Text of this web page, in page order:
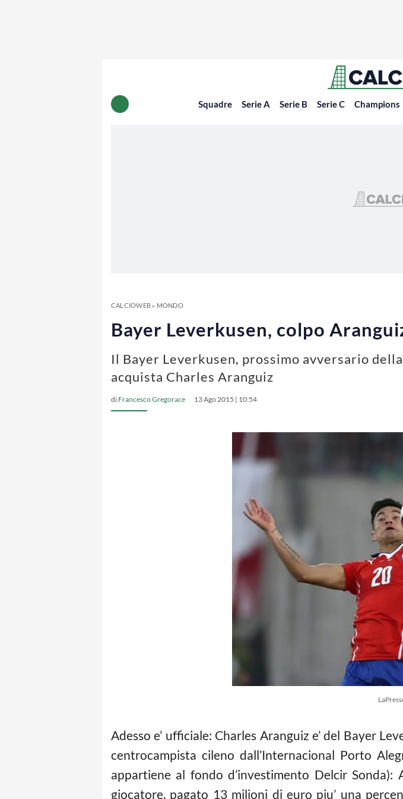
Squadre Serie A Serie B Serie C Champions
CALCIOWEB» MONDO
Bayer Leverkusen, colpo
Il Bayer Leverkusen, prossimo avversario
acquista Charles Aranguiz
di Francesco Gregorace 13 Ago 2015 | 10:54
Adesso e’ ufficiale: Charles Aranguiz e’ del Bayer
centrocampista cileno dall’Internacional Porto
appartiene al fondo d’investimento Delcir
giocatore, pagato 13 milioni di euro piu’ una